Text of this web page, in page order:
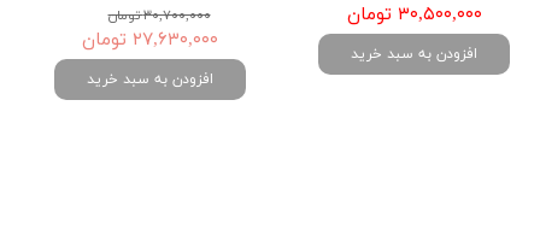
۳۰,۵۰۰,۰۰۰ تومان
افزودن به سبد خرید
۳۰,۷۰۰,۰۰۰ تومان
۲۷,۶۳۰,۰۰۰ تومان
افزودن به سبد خرید